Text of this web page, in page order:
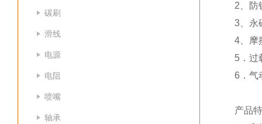
碳刷
滑线
电源
电阻
喷嘴
轴承
2、防
3、永
4、摩
5．过
6．气
产品